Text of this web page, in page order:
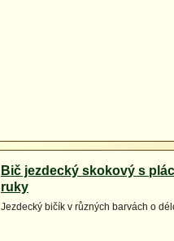
Bič jezdecký skokový s
ruky
Jezdecký bičík v různých barvách o